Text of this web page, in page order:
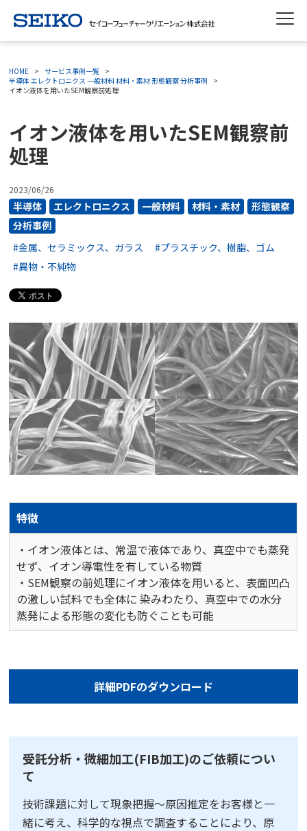
HOME
サービス事例一覧
半導体 エレクトロニクス 一般材料材料・素材形態観察分析事例
イオン液体を用いたSEM観察前処理
イオン液体を用いたSEM観察前
処理
2023/06/26
半導体 エレクトロニクス 一般材料 材料・素材
形態観察
分析事例
#金属、セラミックス、ガラス
#プラスチック、樹脂、ゴム
#異物・不純物
特徴
・イオン液体とは、常温で液体であり、真空中でも蒸発
せず、イオン導電性を有している物質
・SEM観察の前処理にイオン液体を用いると、表面凹凸
の激しい試料でも全体に 染みわたり、真空中での水分
蒸発による形態の変化も防ぐことも可能
詳細PDFのダウンロード
受託分析・微細加工(FIB加工)のご依頼につい
て
技術課題に対して現象把握～原因推定をお客様と一
緒に考え、科学的な視点で調査することにより、原